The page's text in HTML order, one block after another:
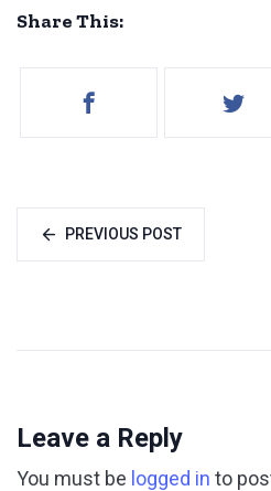
Share This:
PREVIOUS POST
Leave a Reply
You must be logged in to